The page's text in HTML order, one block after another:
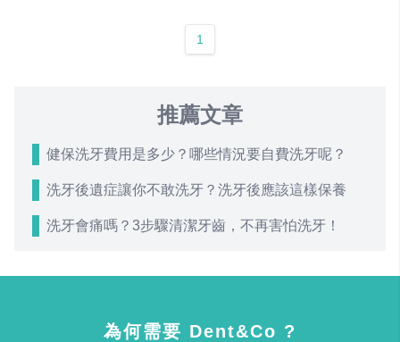
1
推薦文章
健保洗牙費用是多少？哪些情況要自費洗牙呢？
洗牙後遺症讓你不敢洗牙？洗牙後應該這樣保養
洗牙會痛嗎？3步驟清潔牙齒，不再害怕洗牙！
為何需要 Dent&Co ?